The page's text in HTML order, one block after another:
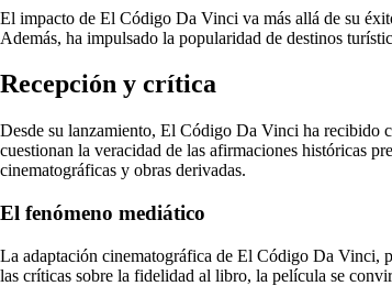
El impacto de El Código Da Vinci va más allá de su
Además, ha impulsado la popularidad de destinos
Recepción y crítica
Desde su lanzamiento, El Código Da Vinci ha recibido
cuestionan la veracidad de las afirmaciones históricas
cinematográficas y obras derivadas.
El fenómeno mediático
La adaptación cinematográfica de El Código Da Vinci,
las críticas sobre la fidelidad al libro, la película se